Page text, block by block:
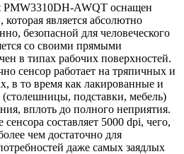
PMW3310DH-AWQT оснащен
является абсолютно
безопасной для человеческого
со своими прямыми
в типах рабочих поверхностей.
сенсор работает на тряпичных и
в то время как лакированные и
подставки, мебель)
вплоть до полного неприятия.
составляет 5000 dpi, чего,
чем достаточно для
даже самых заядлых